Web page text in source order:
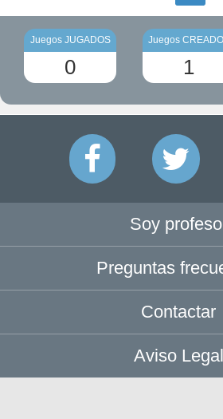
Juegos JUGADOS
0
Juegos
1
Soy
Preguntas
Contactar
Aviso Legal